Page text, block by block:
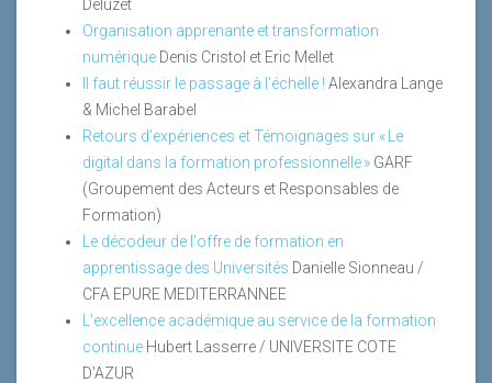
Deluzet
Organisation apprenante et transformation
numérique Denis Cristol et Eric Mellet
Il faut réussir le passage à l'échelle ! Alexandra Lange
& Michel Barabel
Retours d’expériences et Témoignages sur « Le
digital dans la formation professionnelle » GARF
(Groupement des Acteurs et Responsables de
Formation)
Le décodeur de l'offre de formation en
apprentissage des Universités Danielle Sionneau /
CFA EPURE MEDITERRANNEE
L'excellence académique au service de la formation
continue Hubert Lasserre / UNIVERSITE COTE
D'AZUR